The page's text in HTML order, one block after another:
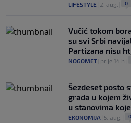
LIFESTYLE 2. aug. 0
Vučić tokom
su svi Srbi
Partizana nisu
NOGOMET prije 14 h
Šezdeset posto
grada u kojem
u stanovima
EKONOMIJA 5. aug. 0